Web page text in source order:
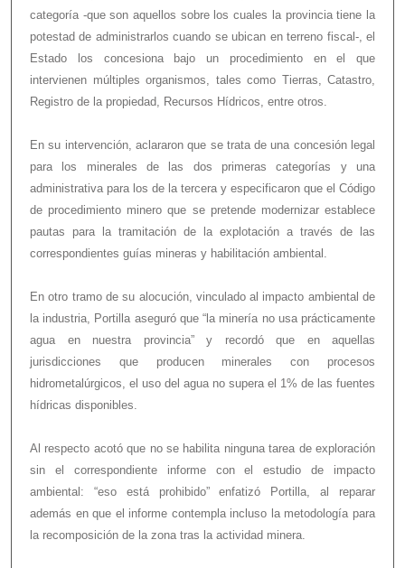
categoría -que son aquellos sobre los cuales la provincia tiene la
potestad de administrarlos cuando se ubican en terreno fiscal-, el
Estado los concesiona bajo un procedimiento en el que
intervienen múltiples organismos, tales como Tierras, Catastro,
Registro de la propiedad, Recursos Hídricos, entre otros.
En su intervención, aclararon que se trata de una concesión legal
para los minerales de las dos primeras categorías y una
administrativa para los de la tercera y especificaron que el Código
de procedimiento minero que se pretende modernizar establece
pautas para la tramitación de la explotación a través de las
correspondientes guías mineras y habilitación ambiental.
En otro tramo de su alocución, vinculado al impacto ambiental de
la industria, Portilla aseguró que “la minería no usa prácticamente
agua en nuestra provincia” y recordó que en aquellas
jurisdicciones que producen minerales con procesos
hidrometalúrgicos, el uso del agua no supera el 1% de las fuentes
hídricas disponibles.
Al respecto acotó que no se habilita ninguna tarea de exploración
sin el correspondiente informe con el estudio de impacto
ambiental: “eso está prohibido” enfatizó Portilla, al reparar
además en que el informe contempla incluso la metodología para
la recomposición de la zona tras la actividad minera.